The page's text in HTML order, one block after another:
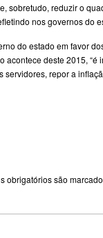
sobretudo, reduzir o
nos governos do
do estado em favor
deste 2015, “é
repor a
obrigatórios são